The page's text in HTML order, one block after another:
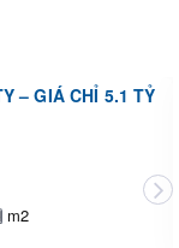
– GIÁ CHỈ 5.1 TỶ
m2